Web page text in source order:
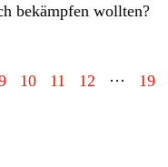
bekämpfen wollten?
10 11 12 ··· 19